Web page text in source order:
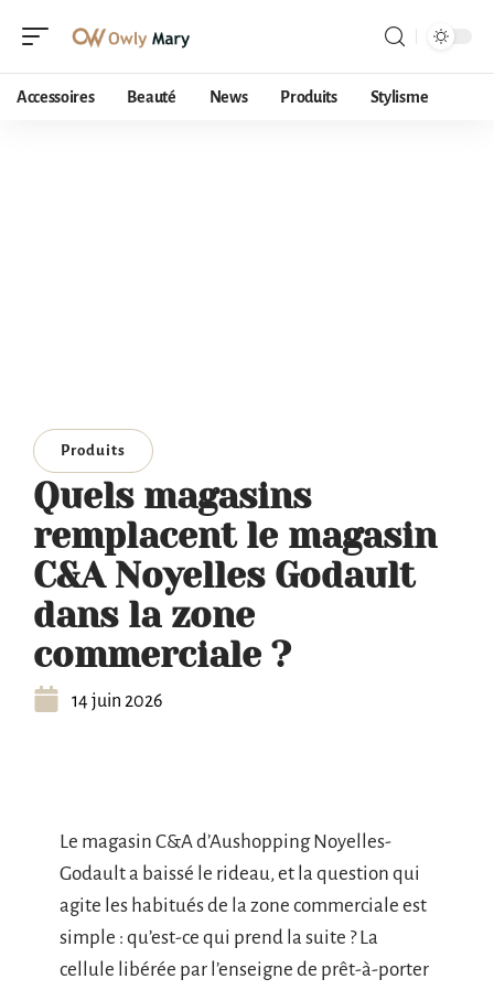
Accessoires Beauté News Produits Stylisme
Produits
Quels magasins
remplacent le magasin
C&A Noyelles Godault
dans la zone
commerciale ?
14 juin 2026
Le magasin C&A d’Aushopping Noyelles-
Godault a baissé le rideau, et la question qui
agite les habitués de la zone commerciale est
simple : qu’est-ce qui prend la suite ? La
cellule libérée par l’enseigne de prêt-à-porter